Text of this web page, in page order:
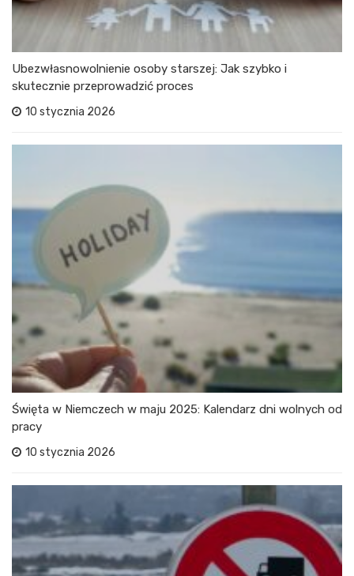
Ubezwłasnowolnienie osoby starszej: Jak szybko i
skutecznie przeprowadzić proces
10 stycznia 2026
Święta w Niemczech w maju 2025: Kalendarz dni wolnych od
pracy
10 stycznia 2026